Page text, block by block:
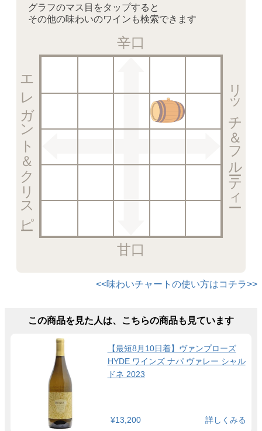
グラフのマス目をタップすると
その他の味わいのワインも検索できます
辛口
リッチ＆フルーティー
甘口
エレガント＆クリスピー
<<味わいチャートの使い方はコチラ>>
この商品を見た人は、こちらの商品も見ています
【最短8月10日着】ヴァンプローズ
HYDE ワインズ ナパ ヴァレー シャル
ドネ 2023
¥13,200 詳しくみる